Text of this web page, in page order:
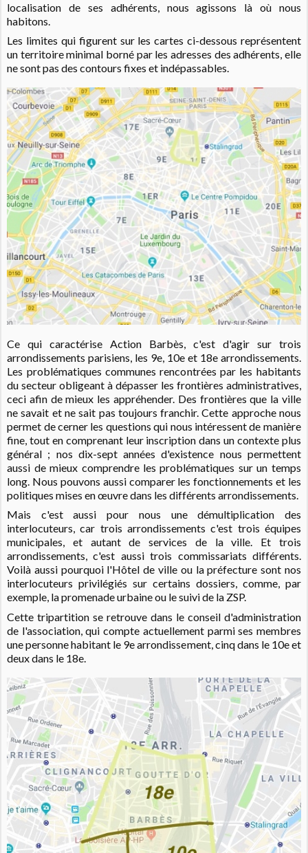
localisation de ses adhérents, nous agissons là où nous
habitons.
Les limites qui figurent sur les cartes ci-dessous représentent
un territoire minimal borné par les adresses des adhérents, elle
ne sont pas des contours fixes et indépassables.
Ce qui caractérise Action Barbès, c'est d'agir sur trois
arrondissements parisiens, les 9e, 10e et 18e arrondissements.
Les problématiques communes rencontrées par les habitants
du secteur obligeant à dépasser les frontières administratives,
ceci afin de mieux les appréhender. Des frontières que la ville
ne savait et ne sait pas toujours franchir. Cette approche nous
permet de cerner les questions qui nous intéressent de manière
fine, tout en comprenant leur inscription dans un contexte plus
général ; nos dix-sept années d'existence nous permettent
aussi de mieux comprendre les problématiques sur un temps
long. Nous pouvons aussi comparer les fonctionnements et les
politiques mises en œuvre dans les différents arrondissements.
Mais c'est aussi pour nous une démultiplication des
interlocuteurs, car trois arrondissements c'est trois équipes
municipales, et autant de services de la ville. Et trois
arrondissements, c'est aussi trois commissariats différents.
Voilà aussi pourquoi l'Hôtel de ville ou la préfecture sont nos
interlocuteurs privilégiés sur certains dossiers, comme, par
exemple, la promenade urbaine ou le suivi de la ZSP.
Cette tripartition se retrouve dans le conseil d'administration
de l'association, qui compte actuellement parmi ses membres
une personne habitant le 9e arrondissement, cinq dans le 10e et
deux dans le 18e.